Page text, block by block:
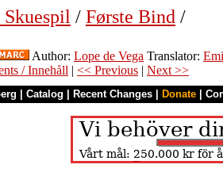
/ Første Bind /
Author: Lope de Vega Translator:
/ Innehåll | << Previous | Next >>
Catalog Recent Changes Donate